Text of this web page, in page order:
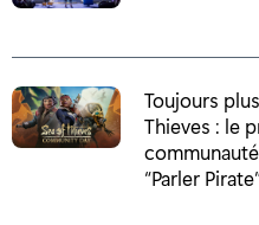
Toujours
Thieves : le
“Parler